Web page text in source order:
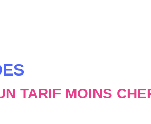
TARIF MOINS